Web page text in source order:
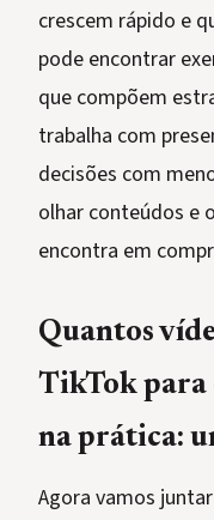
crescem rápido e
pode encontrar
que compõem
trabalha com
decisões com
olhar conteúdos e
encontra em
Quantos
TikTok para
na prática:
Agora vamos